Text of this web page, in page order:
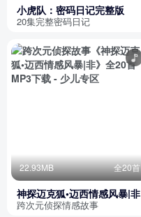
小虎队：密码日记完整版
20集完整密码日记
22.93MB 全20首
神探迈克狐•迈西情感风暴|非
跨次元侦探情感故事